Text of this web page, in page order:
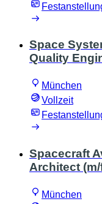
Space
Quality
München
Vollzeit
Spacecraft
Architect
München